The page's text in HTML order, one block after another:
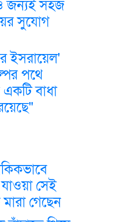
জন্যই সহজ
সুযোগ
ইসরায়েল'
পথে
বাধা
সেই
মারা গেছেন